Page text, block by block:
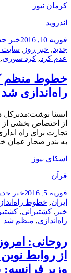
کرمان نیوز
اندروید
ارسال
شده
در
فوریه 10, 2016 خبر
جدید, خبر روز , سایت
عدم کرد, کرد سوری,
خطوط منظم
راه‌اندازی شد
ایسنا نوشت:مدیرکل
تجارت برای راه
به بندر صحار عمان
اسکای نیوز
قرآن
ارسال
شده
در
فوریه 5, 2016 نویسنده
دسته‌ها
خبر
ایران, خطوط
خبر , کشتیرانی,
راه‌اندازی, منظم شد
روحانی:
از روابط
وزیر فرانسه: